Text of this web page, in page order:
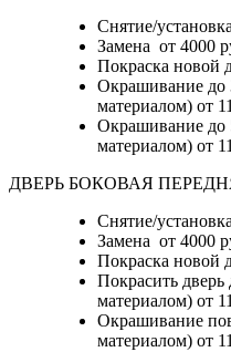
Снятие/
Замена от 4000
Покраска новой
Окрашивание до
материалом) от
Окрашивание до
материалом) от
ДВЕРЬ БОКОВАЯ
Снятие/
Замена от 4000
Покраска новой
Покрасить
материалом) от
Окрашивание
материалом) от